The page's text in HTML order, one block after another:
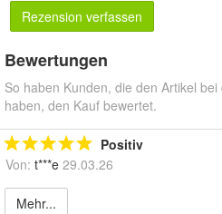
Rezension verfassen
Bewertungen
So haben Kunden, die den Artikel
haben, den Kauf bewertet.
Positiv
Von: t***e 29.03.26
Mehr...